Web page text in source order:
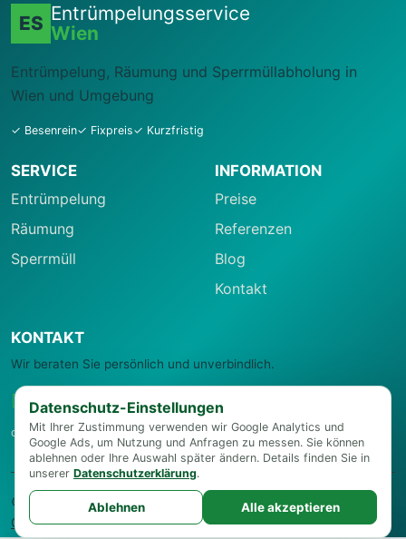
ES Entrümpelungsservice
Wien
Entrümpelung, Räumung und Sperrmüllabholung in
Wien und Umgebung
✓ Besenrein✓ Fixpreis✓ Kurzfristig
SERVICE
Entrümpelung
Räumung
Sperrmüll
INFORMATION
Preise
Referenzen
Blog
Kontakt
KONTAKT
Wir beraten Sie persönlich und unverbindlich.
0664 22 27 006
office@entruempelungsservice-wien.at
© 2026 Entrümpelungsservice Wien Impressum·Datenschutz
Cookie-Einstellungen
Datenschutz-Einstellungen
Mit Ihrer Zustimmung verwenden wir Google Analytics und
Google Ads, um Nutzung und Anfragen zu messen. Sie können
ablehnen oder Ihre Auswahl später ändern. Details finden Sie in
unserer Datenschutzerklärung.
Ablehnen Alle akzeptieren